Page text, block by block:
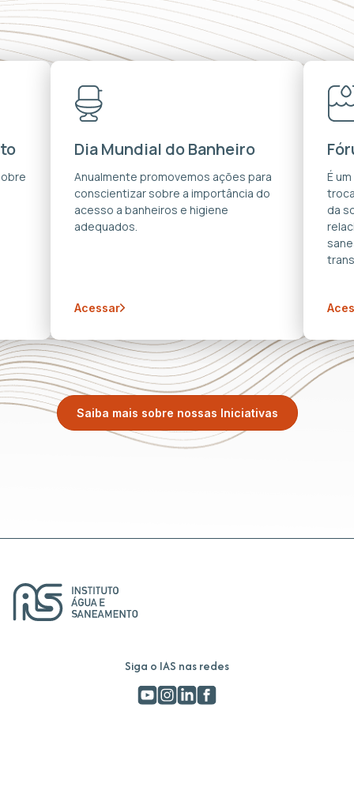
Dia Mundial do Banheiro
Anualmente promovemos ações para
conscientizar sobre a importância do
acesso a banheiros e higiene
adequados.
Acessar
É
da
Saiba mais sobre nossas Iniciativas
Siga o IAS nas redes